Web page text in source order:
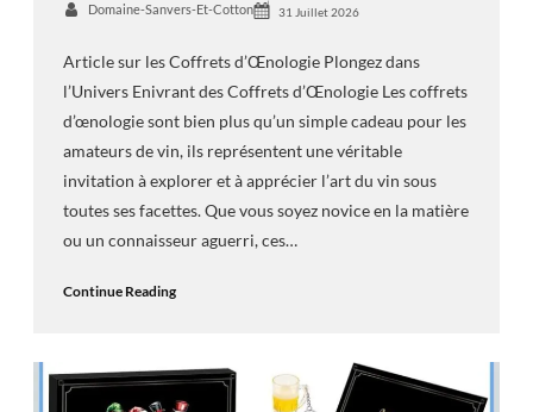
Domaine-Sanvers-Et-Cotton 31 Juillet 2026
Article sur les Coffrets d’Œnologie Plongez dans
l’Univers Enivrant des Coffrets d’Œnologie Les coffrets
d’œnologie sont bien plus qu’un simple cadeau pour les
amateurs de vin, ils représentent une véritable
invitation à explorer et à apprécier l’art du vin sous
toutes ses facettes. Que vous soyez novice en la matière
ou un connaisseur aguerri, ces…
Continue Reading